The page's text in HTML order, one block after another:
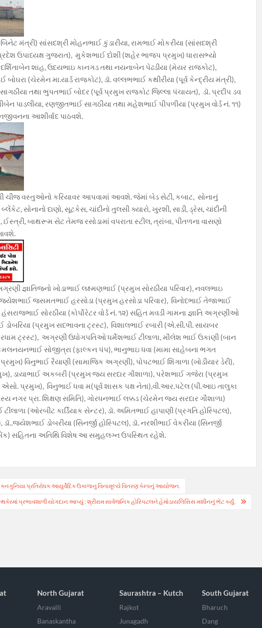
મંત્રી) સાંસદશ્રી મોહનભાઈ કુંડારીયા, રામભાઈ મોકરીયા (સાંસદશ્રી
ઉપાધ્યક્ષ ગુજરાત), મુકેશભાઈ દોશી (શહેર ભાજપ પ્રમુખ) ધારાસભ્યો
શાહ, ઉદયભાઇ કાનગડ તથા નયનાબેન પેઢડીયા (મેયર રાજકોટ),
(ચેરમેન મા.યાર્ડ રાજકોટ), ડૉ. વલ્લભભાઈ કથીરીયા (પૂર્વ કેન્દ્રીય મંત્રી),
તથા ભુપતભાઈ બોદર (પૂર્વ પ્રમુખ રાજકોટ જિલ્લા પંચાયત), ડૉ. પ્રદીપ ડવ
પાડલીયા, રણજીતભાઈ સાગઠીયા તથા મહેશભાઈ પીપળીયા (પ્રમુખ વોર્ડ નં. ૧૧)
આશીર્વાદ પાઠવશે.
ચીજ વસ્તુઓનો કરિયાવર આપવામાં આવશે. જેમાં બેડ સેટી, કબાટ, સોનાનું
સોનાનો દાણો, સૂટકેસ, ચાંદીનો તુલસી ક્યારો, ખુરશી, સાડી, ડ્રેસ, ચાંદીની
ઈસ્ત્રી, બાથરૂમ સેટ તેમજ રસોડામાં વપરાતા સ્ટીલ, ત્રાંબા, પીતળના વાસણો
જ્ઞાતિજનો ખોડાભાઈ લક્ષ્મણભાઈ (પ્રમુખ સોરઠીયા પરિવાર), નવલભાઇ
જસમતભાઈ હરસોડા (પ્રમુખ હરસોડા પરિવાર), વિનોદભાઈ તેજાભાઈ
હંસરાજભાઈ સોરઠીયા (કોર્પોરેટર વોર્ડ નં. ૧૨) સહિત મવડી ગામના જ્ઞાતિ અગ્રણીઓ
(પ્રમુખ સદભાવના ટ્રસ્ટ), વિશાલભાઈ રબારી (એ.સી.પી. સાયબર
ટ્રસ્ટ), અગ્રણી ઉધોગપતિઓ ધર્મેશભાઈ ટીલાળા, મૌલેશ ભાઈ ઉકાણી (બાન
સોજીત્રા (ફાલ્કન પંપ), ભાનુભાઇ ધવા (મામા સાહેબના ભગત
વિનુભાઈ રૈયાણી (સામાજિક અગ્રણી), પોપટભાઈ શિંગાળા (ખોડીયાર ડેરી),
ડાયાભાઈ અકબરી (પ્રમુખ જય સરદાર ગૌશાળા), પરેશભાઈ ગજેરા (પ્રમુખ
એસો. પ્રમુખ), વિનુભાઈ ધવા મ(પૂર્વ શાસક પક્ષ નેતા),વી.આર.પટેલ (પી.આઇ તાલુકા
નગર પ્રા. શિક્ષણ સમિતિ), ગોરધનભાઈ લક્કડ (ચેરમેન જય સરદાર ગૌશાળા)
(ઓરબીટ કાર્ડિયાક સેન્ટર), ડૉ. અમિતભાઈ હાપાણી (પ્રગતિ હોસ્પિટલ),
ડોબરીયા (સિનર્જી હોસ્પિટલ), ડૉ. નરશીભાઈ વેકરીયા (સિનર્જી
સહિતના અતિથિ વિશેષ આ સમુહલગ્ન ઉપસ્થિત રહેશે.
ચિકનગુનિયા પ્રતિરોધક આયુર્વેદિક ઉકાળાનુ વિનામૂલ્યે વિતરણ કેમ્પનું આયોજન.
પ્રભાવશાળી યોગદાન આપ્યું : શ્રીરામ સાર્વજનિક હોસ્પિટલને હેમોડાયલિસિસ મશીનનું ભેંટ કર્યું.
North Gujarat
Aravalli
Banaskantha
Saurashtra – Kutch
Rajkot
Junagadh
South Gujarat
Bharuch
Dang